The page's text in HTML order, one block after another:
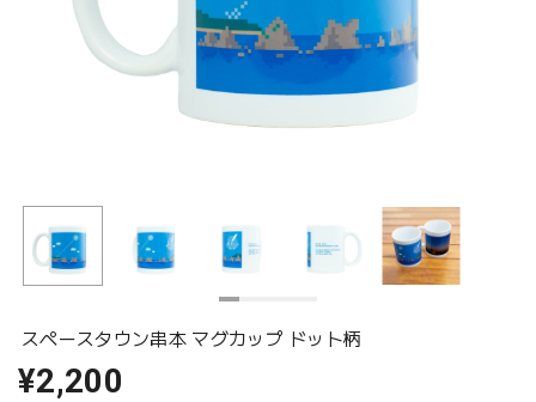
スペースタウン串本 マグカップ ドット柄
¥2,200